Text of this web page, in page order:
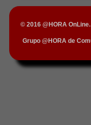
© 2016 @HORA
Grupo @HORA de